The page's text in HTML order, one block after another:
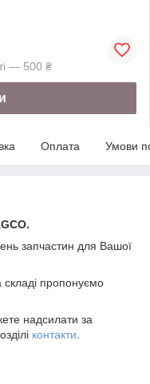
— 500 ₴
Оплата Умови
запчастин для Вашої
складі пропонуємо
надсилати за
контакти